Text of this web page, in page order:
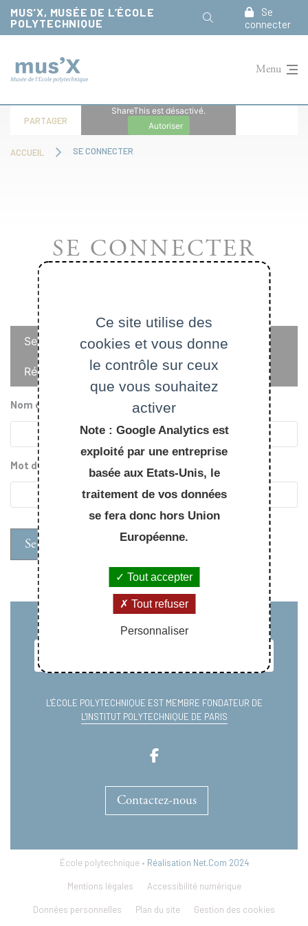
MUS'X, MUSÉE DE L’ÉCOLE
POLYTECHNIQUE
Se
connecter
Menu
ACCUEIL SE CONNECTER
PARTAGER
ShareThis est désactivé.
Autoriser
SE CONNECTER
Onglets
principaux
Se connecter
Réinitialiser votre mot de passe
Nom d'utilisateur
Mot de passe
L'ÉCOLE POLYTECHNIQUE EST MEMBRE FONDATEUR DE
L'INSTITUT POLYTECHNIQUE DE PARIS
Contactez-nous
École polytechnique • Réalisation Net.Com 2024
Mentions légales Accessibilité numérique
Données personnelles Plan du site Gestion des cookies
Panneau de gestion des cookies
Ce site utilise des
cookies et vous donne
le contrôle sur ceux
que vous souhaitez
activer
Note : Google Analytics est
exploité par une entreprise
basée aux Etats-Unis, le
traitement de vos données
se fera donc hors Union
Européenne.
Tout accepter
Tout refuser
Personnaliser